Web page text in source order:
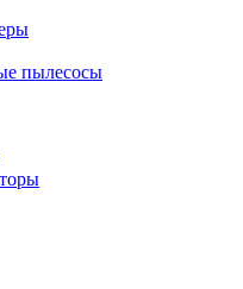
пылесосы